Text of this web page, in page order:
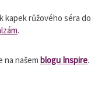
kapek růžového séra do
.
na našem blogu Inspire.